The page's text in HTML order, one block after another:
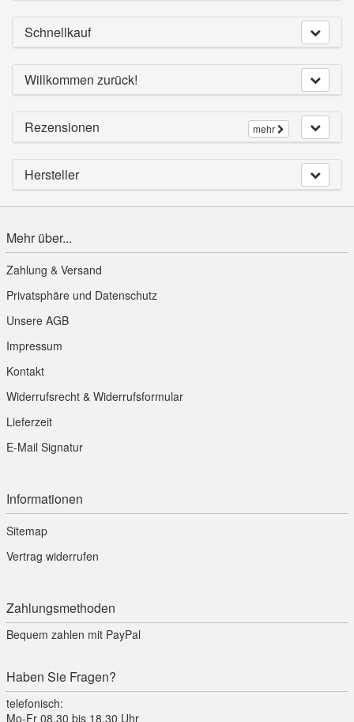
Schnellkauf
Willkommen zurück!
mehr
Rezensionen
Hersteller
Mehr über...
Zahlung & Versand
Privatsphäre und Datenschutz
Unsere AGB
Impressum
Kontakt
Widerrufsrecht & Widerrufsformular
Lieferzeit
E-Mail Signatur
Informationen
Sitemap
Vertrag widerrufen
Zahlungsmethoden
Bequem zahlen mit PayPal
Haben Sie Fragen?
telefonisch:
Mo-Fr 08.30 bis 18.30 Uhr